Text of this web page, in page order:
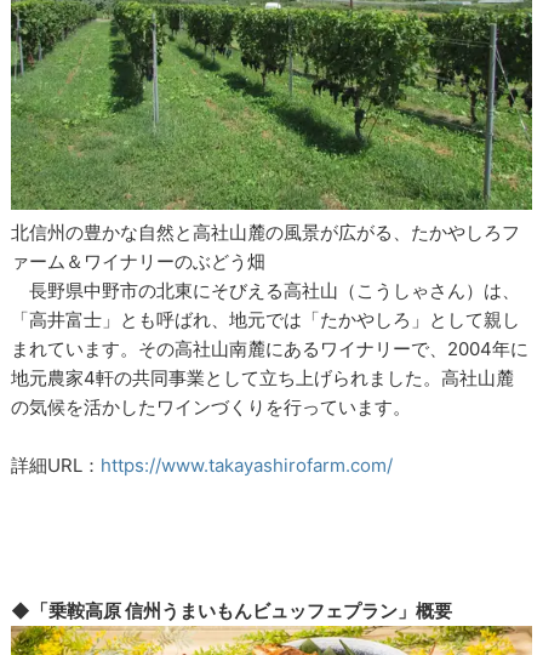
北信州の豊かな自然と高社山麓の風景が広がる、たかやしろフ
ァーム＆ワイナリーのぶどう畑
長野県中野市の北東にそびえる高社山（こうしゃさん）は、
「高井富士」とも呼ばれ、地元では「たかやしろ」として親し
まれています。その高社山南麓にあるワイナリーで、2004年に
地元農家4軒の共同事業として立ち上げられました。高社山麓
の気候を活かしたワインづくりを行っています。
詳細URL： https://www.takayashirofarm.com/
◆「乗鞍高原 信州うまいもんビュッフェプラン」概要